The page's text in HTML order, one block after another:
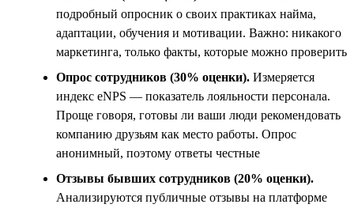
подробный опросник о своих практиках найма,
адаптации, обучения и мотивации. Важно: никакого
маркетинга, только факты, которые можно проверить
Опрос сотрудников (30% оценки). Измеряется
индекс eNPS — показатель лояльности персонала.
Проще говоря, готовы ли ваши люди рекомендовать
компанию друзьям как место работы. Опрос
анонимный, поэтому ответы честные
Отзывы бывших сотрудников (20% оценки).
Анализируются публичные отзывы на платформе